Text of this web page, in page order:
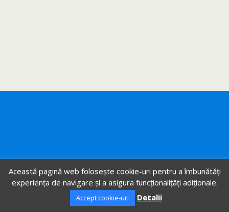
Această pagină web folosește cookie-uri pentru a îmbunătăți
experiența de navigare și a asigura funcționalițăți adiționale.
Accept cookie-uri Detalii